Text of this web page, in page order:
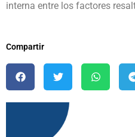
interna entre los factores
Compartir